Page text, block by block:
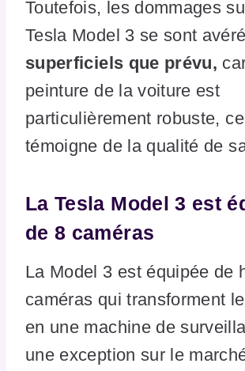
Toutefois, les dommages
Tesla Model 3 se sont
superficiels que prévu,
peinture de la voiture est
particulièrement robuste,
témoigne de la qualité de
La Tesla Model 3 est
de 8 caméras
La Model 3 est équipée de
caméras qui transforment
en une machine de
une exception sur le